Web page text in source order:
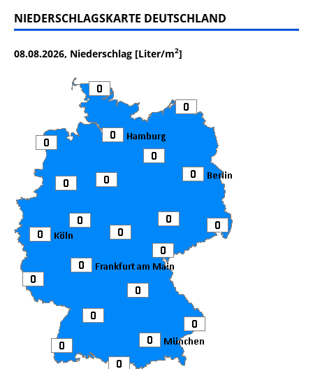
NIEDERSCHLAGSKARTE DEUTSCHLAND
08.08.2026, Niederschlag [Liter/m2]